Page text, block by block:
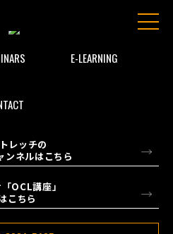
E-LEARNING
レッチの
ネルはこちら
OCL講座」
こちら